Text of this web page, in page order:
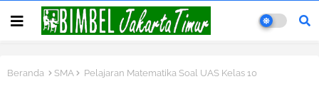
Beranda SMA Pelajaran Matematika Soal UAS Kelas 10